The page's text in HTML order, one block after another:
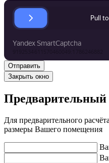
Закрыть окно
Предварительный
Для предварительного
размеры Вашего помещения